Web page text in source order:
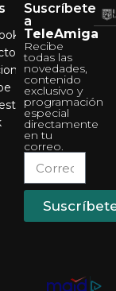
Suscríbete
a
TeleAmiga
Recibe
todas las
novedades,
contenido
exclusivo y
programación
especial
directamente
en tu
correo.